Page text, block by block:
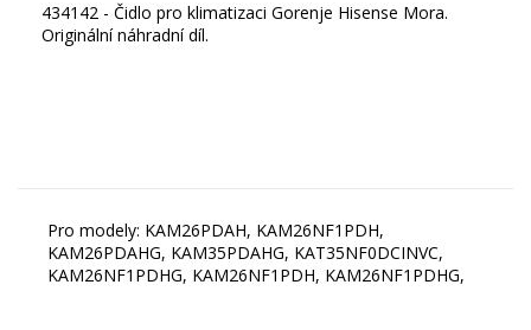
434142 - Čidlo pro klimatizaci Gorenje Hisense Mora.
Originální náhradní díl.
Pro modely: KAM26PDAH, KAM26NF1PDH,
KAM26PDAHG, KAM35PDAHG, KAT35NF0DCINVC,
KAM26NF1PDHG, KAM26NF1PDH, KAM26NF1PDHG,